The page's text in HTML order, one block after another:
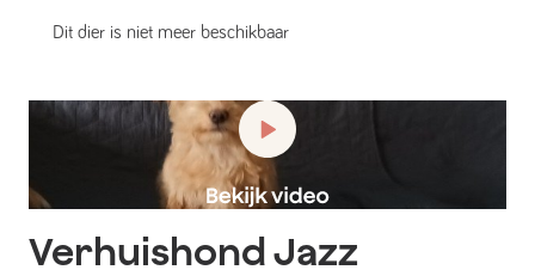
Dit dier is niet meer beschikbaar
VerhuishondJazz